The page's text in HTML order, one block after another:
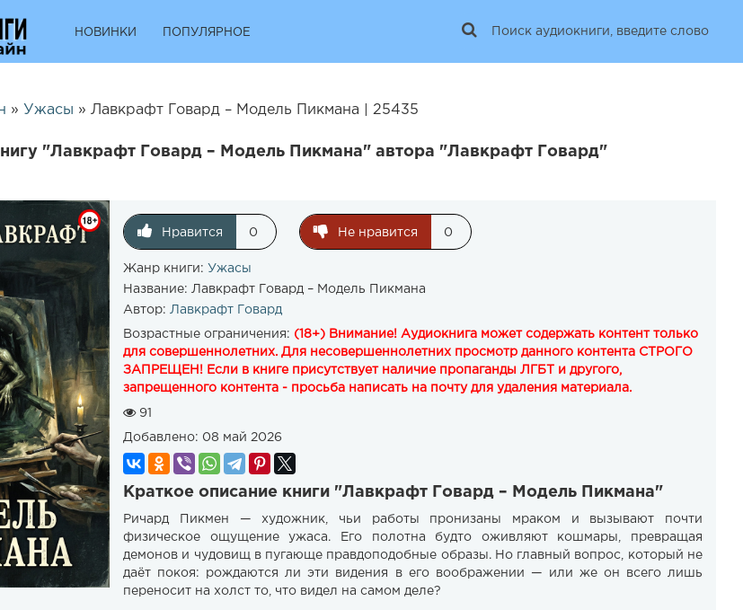
НОВИНКИ ПОПУЛЯРНОЕ
» Ужасы » Лавкрафт Говард – Модель Пикмана | 25435
"Лавкрафт Говард – Модель Пикмана" автора "Лавкрафт Говард"
Нравится 0 Не нравится 0
Жанр книги: Ужасы
Название: Лавкрафт Говард – Модель Пикмана
Автор: Лавкрафт Говард
Возрастные ограничения: (18+) Внимание! Аудиокнига может содержать контент только
для совершеннолетних. Для несовершеннолетних просмотр данного контента СТРОГО
ЗАПРЕЩЕН! Если в книге присутствует наличие пропаганды ЛГБТ и другого,
запрещенного контента - просьба написать на почту для удаления материала.
91
Добавлено: 08 май 2026
Краткое описание книги "Лавкрафт Говард – Модель Пикмана"
Ричард Пикмен — художник, чьи работы пронизаны мраком и вызывают почти
физическое ощущение ужаса. Его полотна будто оживляют кошмары, превращая
демонов и чудовищ в пугающе правдоподобные образы. Но главный вопрос, который не
даёт покоя: рождаются ли эти видения в его воображении — или же он всего лишь
переносит на холст то, что видел на самом деле?